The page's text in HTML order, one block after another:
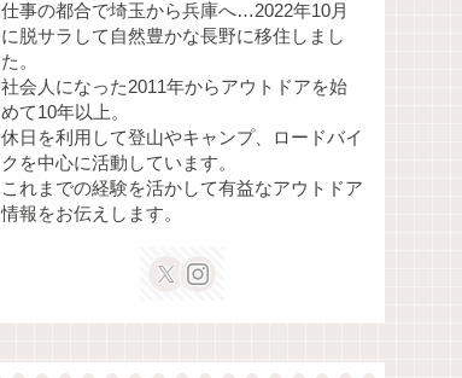
仕事の都合で埼玉から兵庫へ…2022年10月
に脱サラして自然豊かな長野に移住しまし
た。
社会人になった2011年からアウトドアを始
めて10年以上。
休日を利用して登山やキャンプ、ロードバイ
クを中心に活動しています。
これまでの経験を活かして有益なアウトドア
情報をお伝えします。